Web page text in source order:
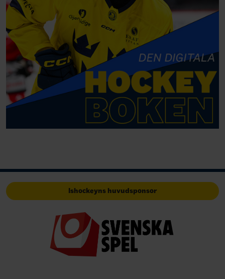
Ishockeyns huvudsponsor